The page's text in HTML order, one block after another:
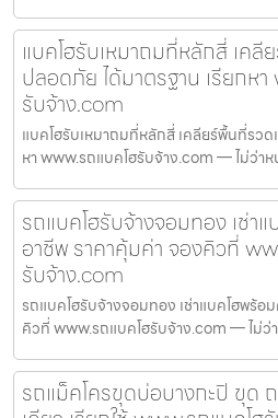
แบคโฮรับเหมาถมที่หลักสี่ เคลี
ปลอดภัย ได้มาตรฐาน เรียกห
รับจ้าง.com
แบคโฮรับเหมาถมที่หลักสี่ เคลียร์พื้นที่รวด
หา www.รถแบคโฮรับจ้าง.com — ไม่ว่า
รถแบคโฮรับจ้างจอมทอง เช่า
อาชีพ ราคาคุ้มค่า จองคิวที่
รับจ้าง.com
รถแบคโฮรับจ้างจอมทอง เช่าแบคโฮพร้
คิวที่ www.รถแบคโฮรับจ้าง.com — ไม่ว่
รถแม็คโครขุดบ่อบางกะปิ ขุด